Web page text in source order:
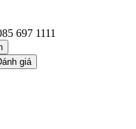
697 1111
giá